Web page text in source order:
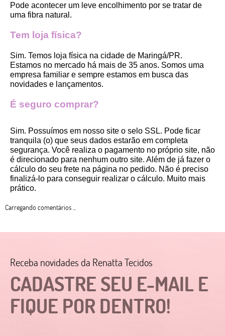
Pode acontecer um leve encolhimento por se tratar de
uma fibra natural.
Tem loja física?
Sim. Temos loja física na cidade de Maringá/PR.
Estamos no mercado há mais de 35 anos. Somos uma
empresa familiar e sempre estamos em busca das
novidades e lançamentos.
É seguro comprar?
Sim. Possuímos em nosso site o selo SSL. Pode ficar
tranquila (o) que seus dados estarão em completa
segurança. Você realiza o pagamento no próprio site, não
é direcionado para nenhum outro site. Além de já fazer o
cálculo do seu frete na página no pedido. Não é preciso
finalizá-lo para conseguir realizar o cálculo. Muito mais
prático.
Carregando comentários ...
CADASTRE SEU E-MAIL E
FIQUE POR DENTRO!
Receba novidades da Renatta Tecidos